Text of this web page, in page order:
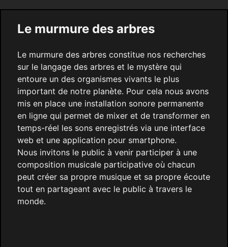
Le murmure des arbres
Le murmure des arbres constitue nos recherches
sur le langage des arbres et le mystère qui
entoure un des organismes vivants le plus
important de notre planète. Pour cela nous avons
mis en place une installation sonore permanente
en ligne qui permet de mixer et de transformer en
temps-réel les sons enregistrés via une interface
web et une application pour smartphone.
Nous invitons le public à venir participer à une
composition musicale participative où chacun
peut créer sa propre musique et sa propre écoute
tout en partageant avec le public à travers le
monde.